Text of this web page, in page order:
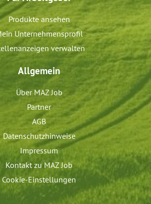
Produkte ansehen
Unternehmensprofil
verwalten
Allgemein
Über MAZ Job
Partner
AGB
Datenschutzhinweise
Impressum
Kontakt zu MAZ Job
Cookie-Einstellungen